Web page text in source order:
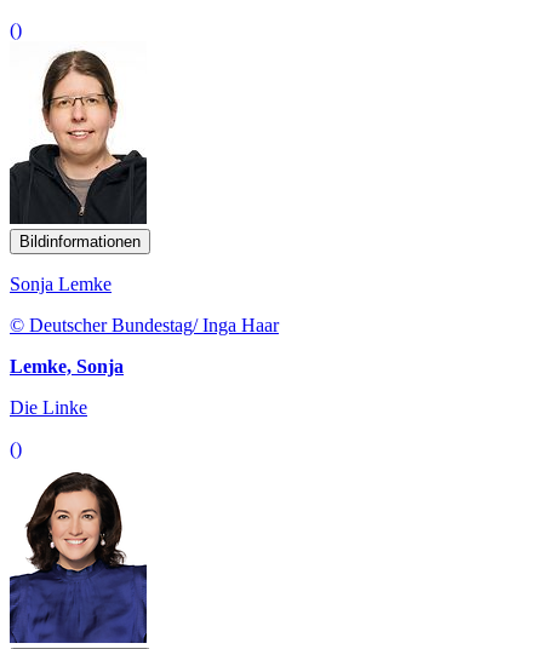
()
Bildinformationen
Sonja Lemke
© Deutscher Bundestag/ Inga Haar
Lemke, Sonja
Die Linke
()